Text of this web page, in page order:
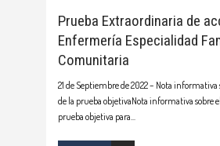
Prueba Extraordinaria de
Enfermería Especialidad
Comunitaria
21 de Septiembre de 2022 – Nota informativa
de la prueba objetivaNota informativa sobre
prueba objetiva para